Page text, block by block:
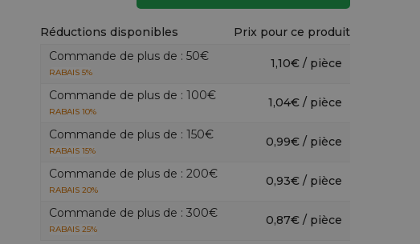
Réductions disponibles
Prix pour ce produit
Commande de plus de : 50€
RABAIS 5%
1,10€ / pièce
Commande de plus de : 100€
RABAIS 10%
1,04€ / pièce
Commande de plus de : 150€
RABAIS 15%
0,99€ / pièce
Commande de plus de : 200€
RABAIS 20%
0,93€ / pièce
Commande de plus de : 300€
RABAIS 25%
0,87€ / pièce